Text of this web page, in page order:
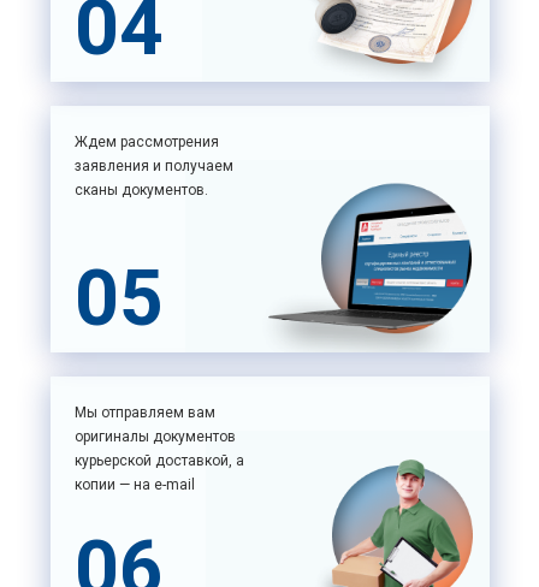
04
Ждем рассмотрения
заявления и получаем
сканы документов.
05
Мы отправляем вам
оригиналы документов
курьерской доставкой, а
копии — на e-mail